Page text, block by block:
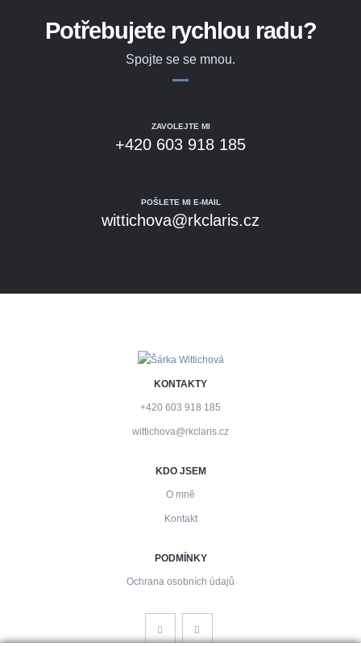
Potřebujete rychlou radu?
Spojte se se mnou.
ZAVOLEJTE MI
+420 603 918 185
POŠLETE MI E-MAIL
wittichova@rkclaris.cz
KONTAKTY
+420 603 918 185
wittichova@rkclaris.cz
KDO JSEM
O mně
Kontakt
PODMÍNKY
Ochrana osobních údajů